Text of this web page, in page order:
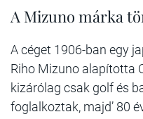
A Mizuno márka
A céget 1906-ban egy
Riho Mizuno alapította
kizárólag csak golf és
foglalkoztak, majd’ 80